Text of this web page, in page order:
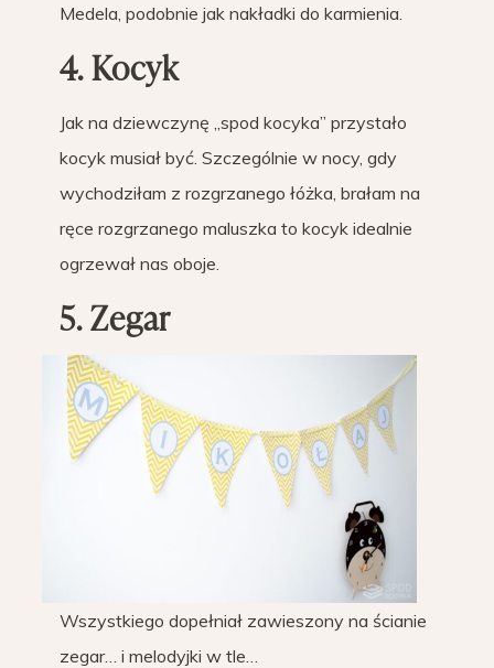
Medela, podobnie jak nakładki do karmienia.
4. Kocyk
Jak na dziewczynę „spod kocyka” przystało
kocyk musiał być. Szczególnie w nocy, gdy
wychodziłam z rozgrzanego łóżka, brałam na
ręce rozgrzanego maluszka to kocyk idealnie
ogrzewał nas oboje.
5. Zegar
Wszystkiego dopełniał zawieszony na ścianie
zegar… i melodyjki w tle…